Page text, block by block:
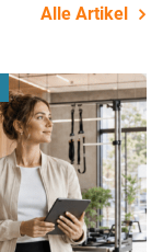
Alle Artikel